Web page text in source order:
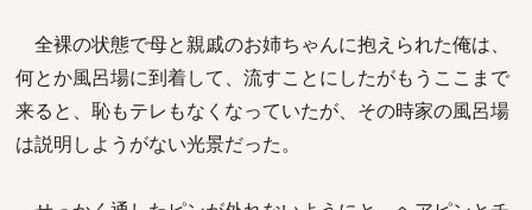
全裸の状態で母と親戚のお姉ちゃんに抱えられた俺は、
何とか風呂場に到着して、流すことにしたがもうここまで
来ると、恥もテレもなくなっていたが、その時家の風呂場
は説明しようがない光景だった。